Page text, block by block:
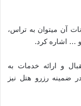
از امکانات آن میتوان به تراس،
… اشاره کرد.
استقبال و ارائه خدمات به
ضمینه رزرو هتل نیز